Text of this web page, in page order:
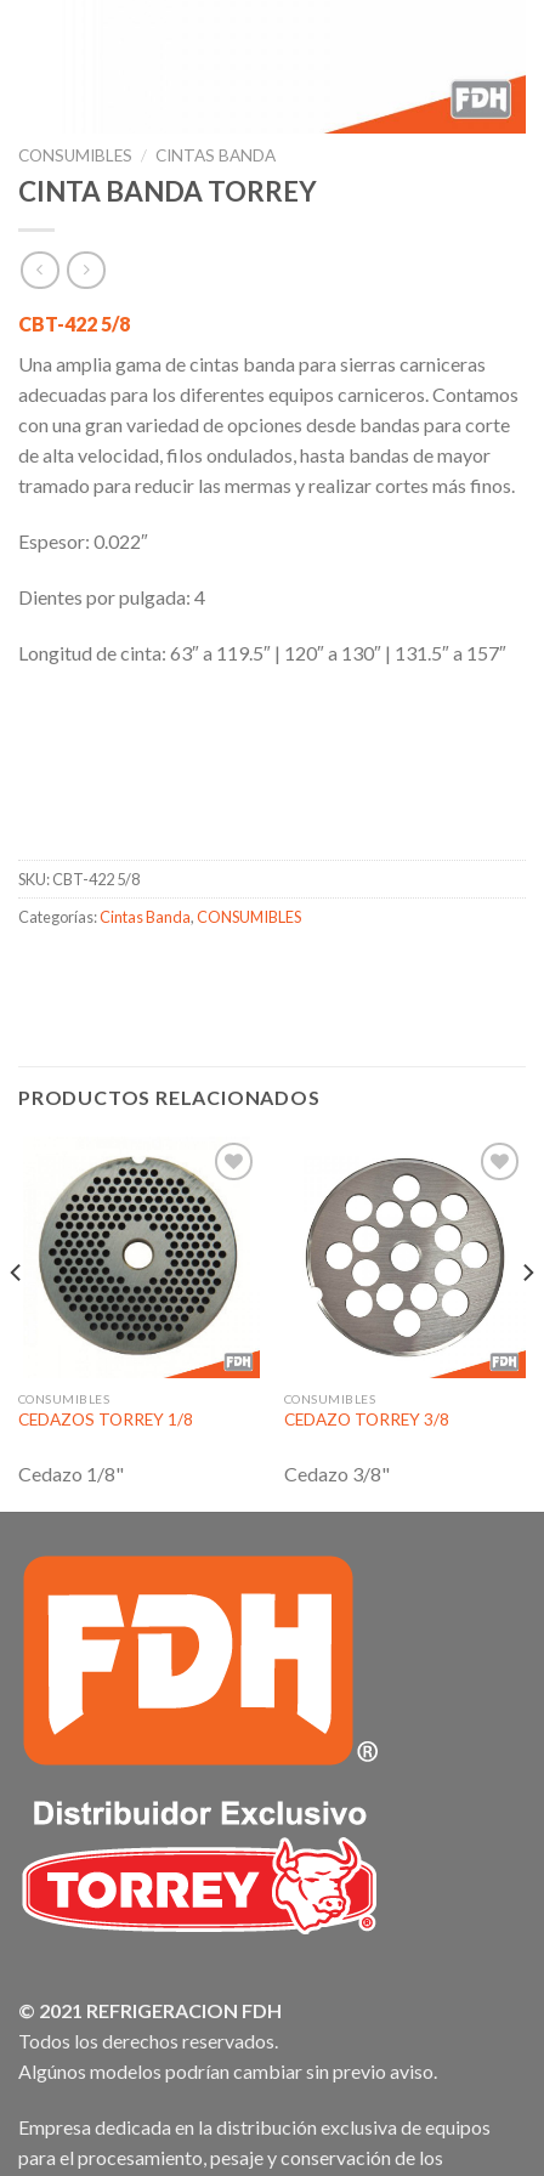
CONSUMIBLES / CINTAS BANDA
CINTA BANDA TORREY
CBT-422 5/8
Una amplia gama de cintas banda para sierras carniceras
adecuadas para los diferentes equipos carniceros. Contamos
con una gran variedad de opciones desde bandas para corte
de alta velocidad, filos ondulados, hasta bandas de mayor
tramado para reducir las mermas y realizar cortes más finos.
Espesor: 0.022″
Dientes por pulgada: 4
Longitud de cinta: 63″ a 119.5″ | 120″ a 130″ | 131.5″ a 157″
SKU:CBT-422 5/8
Categorías:Cintas Banda,CONSUMIBLES
PRODUCTOS RELACIONADOS
Añadir
a la
lista de
deseos
CONSUMIBLES
CEDAZOS TORREY 1/8
Cedazo 1/8"
Añadir
a la
lista de
deseos
CONSUMIBLES
CEDAZO TORREY 3/8
Cedazo 3/8"
© 2021 REFRIGERACION FDH
Todos los derechos reservados.
Algúnos modelos podrían cambiar sin previo aviso.
Empresa dedicada en la distribución exclusiva de equipos
para el procesamiento, pesaje y conservación de los